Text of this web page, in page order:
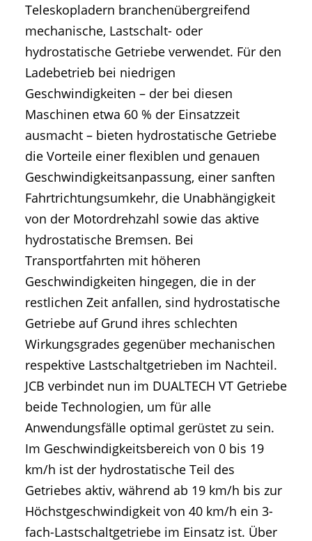
Teleskopladern branchenübergreifend
mechanische, Lastschalt- oder
hydrostatische Getriebe verwendet. Für den
Ladebetrieb bei niedrigen
Geschwindigkeiten – der bei diesen
Maschinen etwa 60 % der Einsatzzeit
ausmacht – bieten hydrostatische Getriebe
die Vorteile einer flexiblen und genauen
Geschwindigkeitsanpassung, einer sanften
Fahrtrichtungsumkehr, die Unabhängigkeit
von der Motordrehzahl sowie das aktive
hydrostatische Bremsen. Bei
Transportfahrten mit höheren
Geschwindigkeiten hingegen, die in der
restlichen Zeit anfallen, sind hydrostatische
Getriebe auf Grund ihres schlechten
Wirkungsgrades gegenüber mechanischen
respektive Lastschaltgetrieben im Nachteil.
JCB verbindet nun im DUALTECH VT Getriebe
beide Technologien, um für alle
Anwendungsfälle optimal gerüstet zu sein.
Im Geschwindigkeitsbereich von 0 bis 19
km/h ist der hydrostatische Teil des
Getriebes aktiv, während ab 19 km/h bis zur
Höchstgeschwindigkeit von 40 km/h ein 3-
fach-Lastschaltgetriebe im Einsatz ist. Über